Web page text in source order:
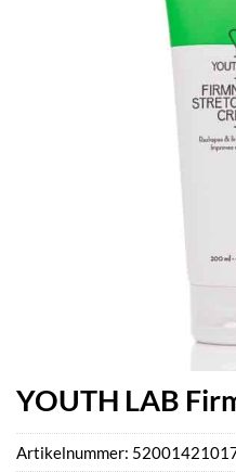
YOUTH LAB
Artikelnummer: